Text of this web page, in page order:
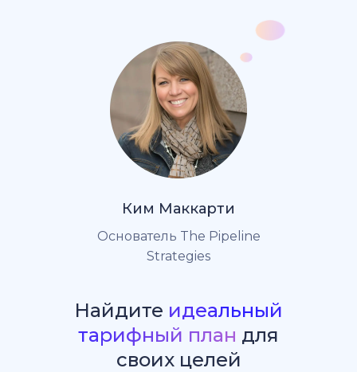
Ким Маккарти
Основатель The Pipeline
Strategies
Найдите идеальный
тарифный план для
своих целей